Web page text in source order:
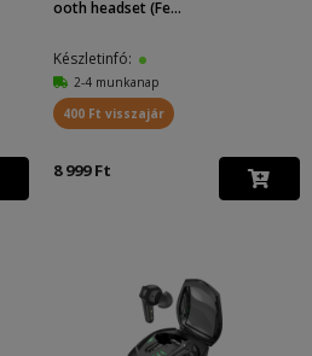
ooth headset (Fe...
Készletinfó:
2-4 munkanap
400 Ft visszajár
8 999 Ft